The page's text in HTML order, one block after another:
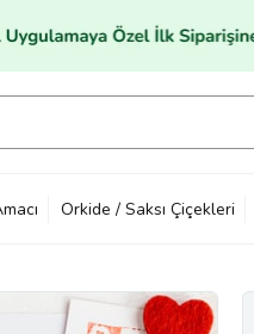
Orkide / Saksı Çiçekleri